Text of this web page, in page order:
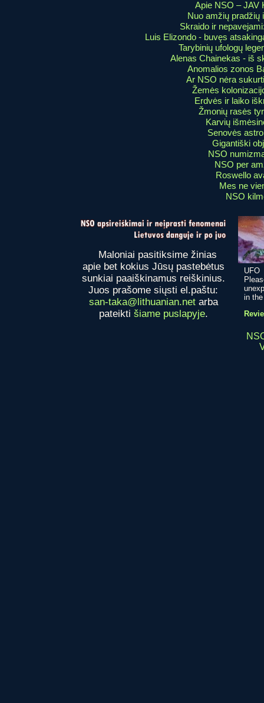
Apie NSO – JAV
Nuo amžių pradžių
Skraido ir
Luis Elizondo - buvęs
Tarybinių ufologų
Alenas Chainekas - iš
Anomalios zonos
Ar NSO nėra
Žemės
Erdvės ir laiko
Žmonių rasės
Karvių
Senovės
Gigantiški
NSO
NSO per
Roswello
Mes ne
NSO
Maloniai pasitiksime žinias
apie bet kokius Jūsų pastebėtus
sunkiai paaiškinamus reiškinius.
Juos prašome siųsti el.paštu:
san-taka@lithuanian.netarba
pateikti šiame puslapyje.
UFO
in